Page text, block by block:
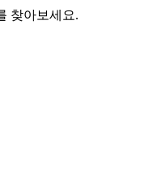
찾아보세요.